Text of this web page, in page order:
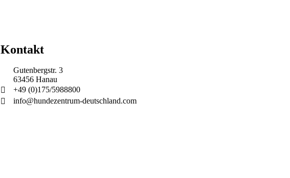
Kontakt
Gutenbergstr. 3
63456 Hanau
+49 (0)175/5988800
info@hundezentrum-deutschland.com